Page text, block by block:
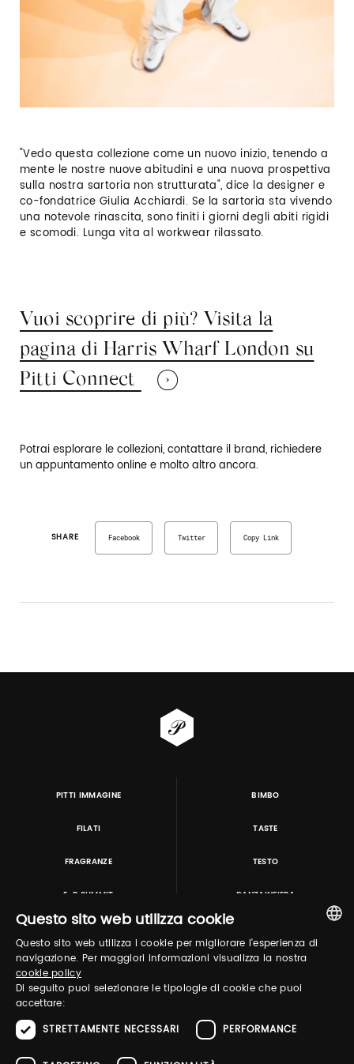
"Vedo questa collezione come un nuovo inizio, tenendo a
mente le nostre nuove abitudini e una nuova prospettiva
sulla nostra sartoria non strutturata", dice la designer e
co-fondatrice Giulia Acchiardi. Se la sartoria sta vivendo
una notevole rinascita, sono finiti i giorni degli abiti rigidi
e scomodi. Lunga vita al workwear rilassato.
Vuoi scoprire di più? Visita la
pagina di Harris Wharf London su
Pitti Connect
Potrai esplorare le collezioni, contattare il brand, richiedere
un appuntamento online e molto altro ancora.
SHARE Facebook Twitter Copy Link
PITTI IMMAGINE BIMBO
FILATI TASTE
FRAGRANZE TESTO
E-P SUMMIT DANZAINFIERA
TUTORING & CONSULTING
ITALIAN
Questo sito web utilizza cookie
Questo sito web utilizza i cookie per migliorare l'esperienza di
navigazione. Per maggiori informazioni visualizza la nostra
cookie policy
Di seguito puoi selezionare le tipologie di cookie che puoi
accettare:
STRETTAMENTE NECESSARI
PERFORMANCE